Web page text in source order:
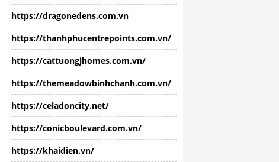
https://dragonedens.com.vn
https://thanhphucentrepoints.com.vn/
https://cattuongjhomes.com.vn/
https://themeadowbinhchanh.com.vn/
https://celadoncity.net/
https://conicboulevard.com.vn/
https://khaidien.vn/